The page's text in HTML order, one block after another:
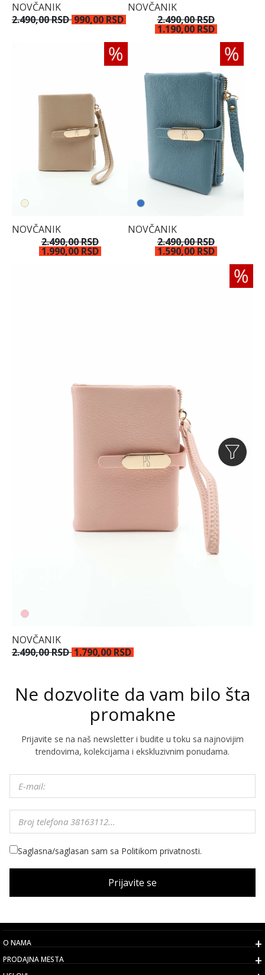
NOVČANIK
2.490,00 RSD 990,00 RSD
NOVČANIK
2.490,00 RSD
1.190,00 RSD
NOVČANIK
2.490,00 RSD
1.990,00 RSD
NOVČANIK
2.490,00 RSD
1.590,00 RSD
NOVČANIK
2.490,00 RSD 1.790,00 RSD
Ne dozvolite da vam bilo šta
promakne
Prijavite se na naš newsletter i budite u toku sa najnovijim
trendovima, kolekcijama i ekskluzivnim ponudama.
Saglasna/saglasan sam sa Politikom privatnosti.
Prijavite se
O NAMA
PRODAJNA MESTA